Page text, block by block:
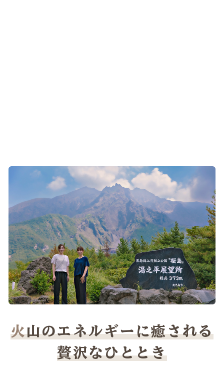
火山のエネルギーに癒される
贅沢なひととき